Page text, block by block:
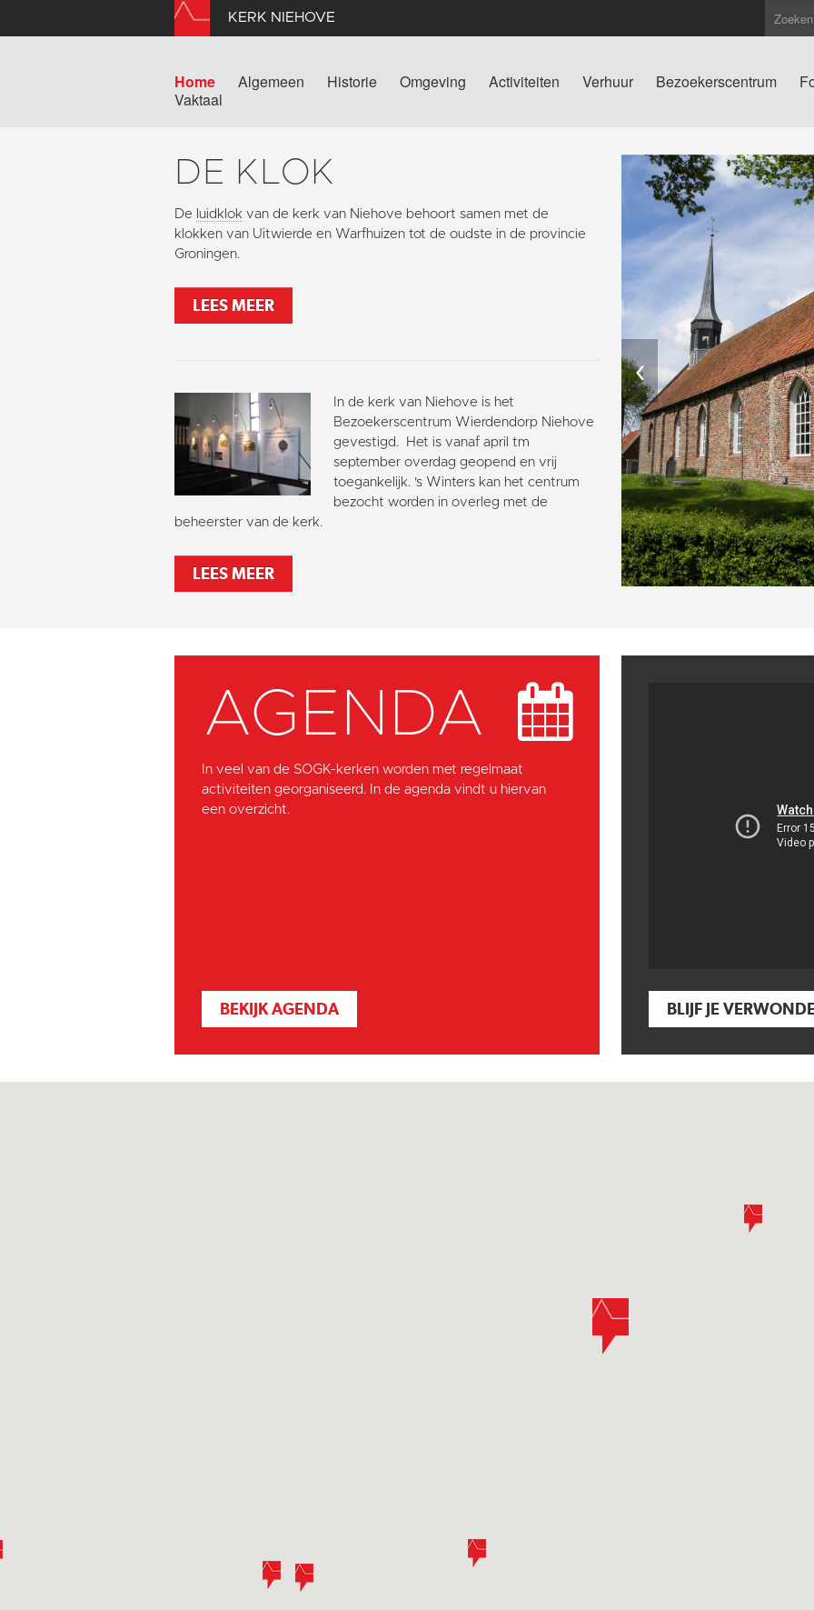
KERK NIEHOVE
Home Algemeen Historie Omgeving Activiteiten Verhuur Bezoekerscentrum
Vaktaal
DE KLOK
De luidklok van de kerk van Niehove behoort samen met de
klokken van Uitwierde en Warfhuizen tot de oudste in de provincie
Groningen.
LEES MEER
In de kerk van Niehove is het
Bezoekerscentrum Wierdendorp Niehove
gevestigd. Het is vanaf april tm
september overdag geopend en vrij
toegankelijk. 's Winters kan het centrum
bezocht worden in overleg met de
beheerster van de kerk.
LEES MEER
‹
AGENDA
In veel van de SOGK-kerken worden met regelmaat
activiteiten georganiseerd. In de agenda vindt u hiervan
een overzicht.
BEKIJK AGENDA BLIJF JE